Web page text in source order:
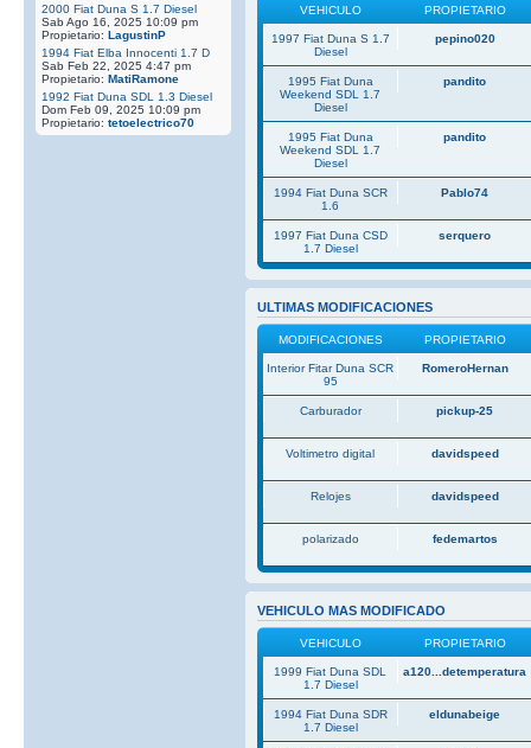
2000 Fiat Duna S 1.7 Diesel
Sab Ago 16, 2025 10:09 pm
Propietario: LagustinP
1994 Fiat Elba Innocenti 1.7 D
Sab Feb 22, 2025 4:47 pm
Propietario: MatiRamone
1992 Fiat Duna SDL 1.3 Diesel
Dom Feb 09, 2025 10:09 pm
Propietario: tetoelectrico70
VEHICULO PROPIETARIO
1997 Fiat Duna S 1.7
Diesel
pepino020
1995 Fiat Duna
Weekend SDL 1.7
Diesel
pandito
1995 Fiat Duna
Weekend SDL 1.7
Diesel
pandito
1994 Fiat Duna SCR
1.6
Pablo74
1997 Fiat Duna CSD
1.7 Diesel
serquero
ULTIMAS MODIFICACIONES
MODIFICACIONES PROPIETARIO
Interior Fitar Duna SCR
95
RomeroHernan
Carburador pickup-25
Voltimetro digital davidspeed
Relojes davidspeed
polarizado fedemartos
VEHICULO MAS MODIFICADO
VEHICULO PROPIETARIO
1999 Fiat Duna SDL
1.7 Diesel
a120...detemperatura
1994 Fiat Duna SDR
1.7 Diesel
eldunabeige